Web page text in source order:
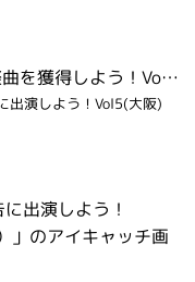
ライバー事務所DAG オリジナル楽曲を獲得しよう！Vol２（2026年2月～3月開催）
出演しよう！Vol5(大阪)